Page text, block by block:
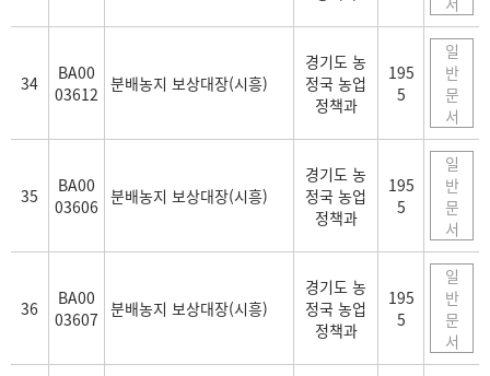
34
BA00
03612 분배농지 보상대장(시흥)
경기도 농
정국 농업
정책과
195
5
일
반
문
서
35
BA00
03606 분배농지 보상대장(시흥)
경기도 농
정국 농업
정책과
195
5
일
반
문
서
36
BA00
03607 분배농지 보상대장(시흥)
경기도 농
정국 농업
정책과
195
5
일
반
문
서